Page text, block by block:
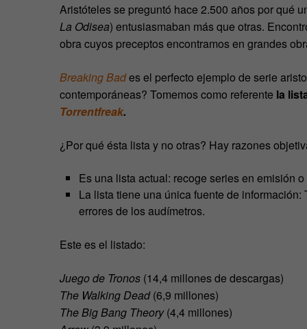
Aristóteles se preguntó hace 2.500 años por qué
La Odisea) entusiasmaban más que otras.
obra cuyos preceptos encontramos en grandes
Breaking Bades el perfecto ejemplo de serie
contemporáneas? Tomemos como referente la
Torrentfreak.
¿Por qué ésta lista y no otras? Hay razones
Es una lista actual: recoge series en emisión
La lista tiene una única fuente de
errores de los audímetros.
Este es el listado:
Juego de Tronos (14,4 millones de descargas)
The Walking Dead(6,9 millones)
The Big Bang Theory(4,4 millones)